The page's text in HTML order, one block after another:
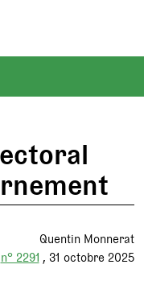
Quentin Monnerat
n° 2291 31 octobre 2025